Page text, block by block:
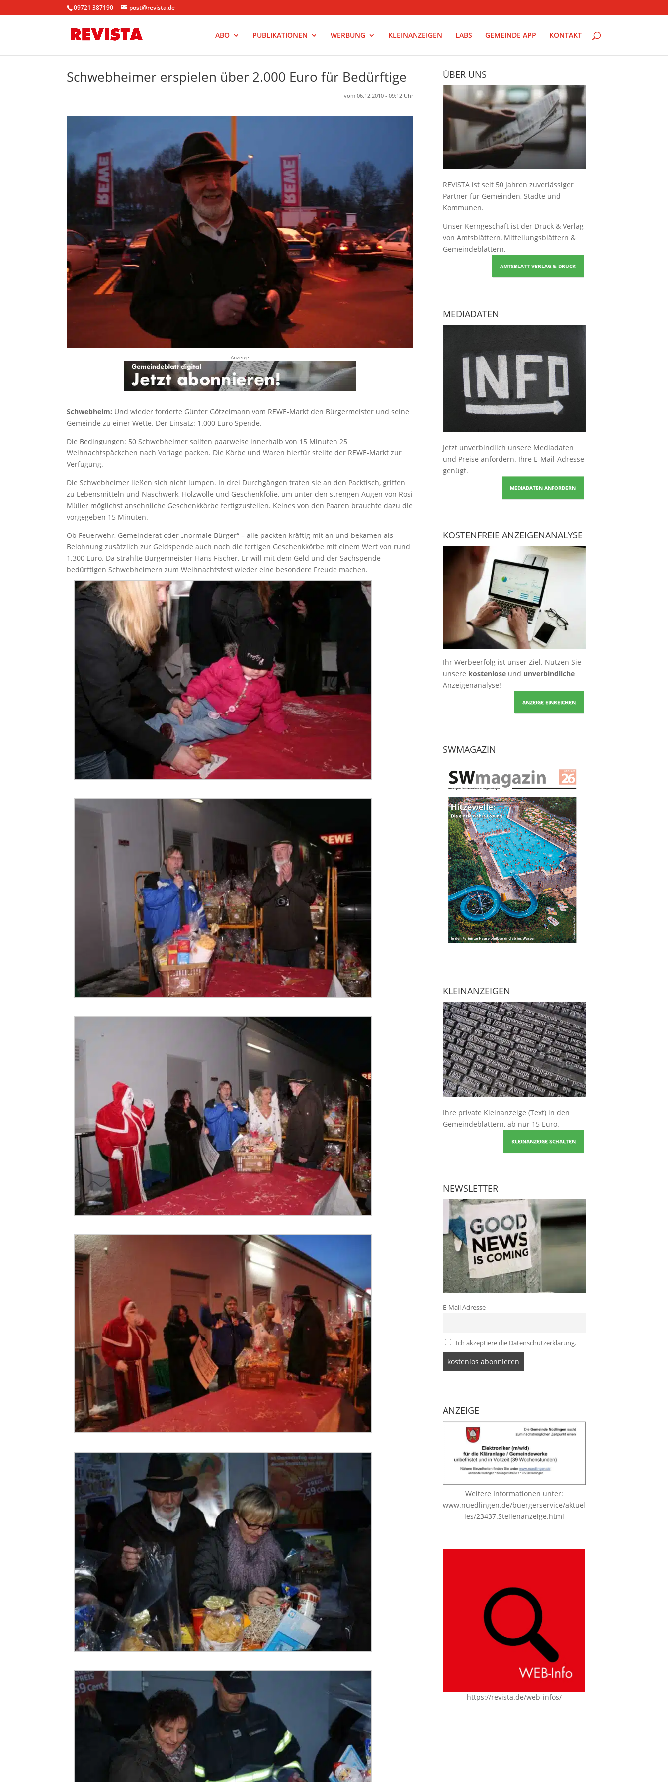
09721 387190 post@revista.de
ABO PUBLIKATIONEN WERBUNG KLEINANZEIGEN LABS GEMEINDE APP KONTAKT
Schwebheimer erspielen über 2.000 Euro für Bedürftige
vom 06.12.2010 - 09:12 Uhr
Anzeige
Schwebheim: Und wieder forderte Günter Götzelmann vom REWE-Markt den Bürgermeister und seine
Gemeinde zu einer Wette. Der Einsatz: 1.000 Euro Spende.
Die Bedingungen: 50 Schwebheimer sollten paarweise innerhalb von 15 Minuten 25
Weihnachtspäckchen nach Vorlage packen. Die Körbe und Waren hierfür stellte der REWE-Markt zur
Verfügung.
Die Schwebheimer ließen sich nicht lumpen. In drei Durchgängen traten sie an den Packtisch, griffen
zu Lebensmitteln und Naschwerk, Holzwolle und Geschenkfolie, um unter den strengen Augen von Rosi
Müller möglichst ansehnliche Geschenkkörbe fertigzustellen. Keines von den Paaren brauchte dazu die
vorgegeben 15 Minuten.
Ob Feuerwehr, Gemeinderat oder „normale Bürger“ – alle packten kräftig mit an und bekamen als
Belohnung zusätzlich zur Geldspende auch noch die fertigen Geschenkkörbe mit einem Wert von rund
1.300 Euro. Da strahlte Bürgermeister Hans Fischer. Er will mit dem Geld und der Sachspende
bedürftigen Schwebheimern zum Weihnachtsfest wieder eine besondere Freude machen.
ÜBER UNS
REVISTA ist seit 50 Jahren zuverlässiger
Partner für Gemeinden, Städte und
Kommunen.
Unser Kerngeschäft ist der Druck & Verlag
von Amtsblättern, Mitteilungsblättern &
Gemeindeblättern.
AMTSBLATT VERLAG & DRUCK
MEDIADATEN
Jetzt unverbindlich unsere Mediadaten
und Preise anfordern. Ihre E-Mail-Adresse
genügt.
MEDIADATEN ANFORDERN
KOSTENFREIE ANZEIGENANALYSE
Ihr Werbeerfolg ist unser Ziel. Nutzen Sie
unsere kostenloseund unverbindliche
Anzeigenanalyse!
ANZEIGE EINREICHEN
SWMAGAZIN
KLEINANZEIGEN
Ihre private Kleinanzeige (Text) in den
Gemeindeblättern, ab nur 15 Euro.
KLEINANZEIGE SCHALTEN
NEWSLETTER
E-Mail Adresse
Ich akzeptiere die Datenschutzerklärung.
ANZEIGE
Weitere Informationen unter:
www.nuedlingen.de/buergerservice/aktuel
les/23437.Stellenanzeige.html
https://revista.de/web-infos/